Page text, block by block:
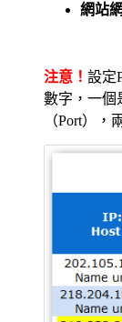
網站
注意！ 設定
數字，一個
（Port），